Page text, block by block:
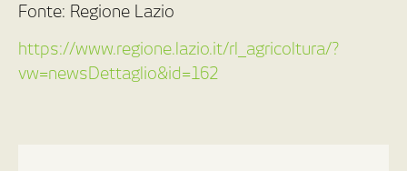
Fonte: Regione Lazio
https://www.regione.lazio.it/rl_agricoltura/?
vw=newsDettaglio&id=162